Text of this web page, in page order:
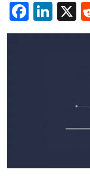
F
a
Li
n
X